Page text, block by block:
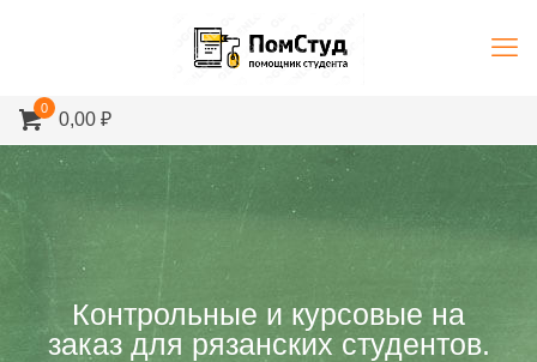
0
0,00 ₽
Контрольные и курсовые на
заказ для рязанских студентов.